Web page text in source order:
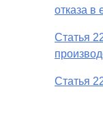
отказа в
Статья
Статья